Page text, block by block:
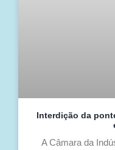
Interdição da
A Câmara da